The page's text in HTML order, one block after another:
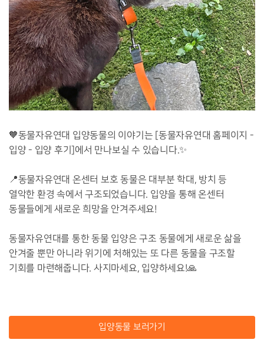
🧡동물자유연대 입양동물의 이야기는 [동물자유연대 홈페이지 -
입양 - 입양 후기]에서 만나보실 수 있습니다.✨
📍동물자유연대 온센터 보호 동물은 대부분 학대, 방치 등
열악한 환경 속에서 구조되었습니다. 입양을 통해 온센터
동물들에게 새로운 희망을 안겨주세요!
동물자유연대를 통한 동물 입양은 구조 동물에게 새로운 삶을
안겨줄 뿐만 아니라 위기에 처해있는 또 다른 동물을 구조할
기회를 마련해줍니다. 사지마세요, 입양하세요!🙏
입양동물 보러가기